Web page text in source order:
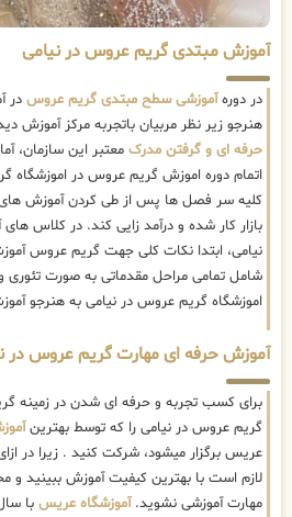
آموزش مبتدی گریم عروس در نیامی
در دورهآموزشی سطح مبتدی گریم عروس در
هنرجو زیر نظر مربیان باتجربه مرکز آموزش
حرفه ای و گرفتن مدرک معتبر این سازمان،
اتمام دوره اموزش گریم عروس در اموزشگاه
کلیه سر فصل ها پس از طی کردن آموزش
بازار کار شده و درآمد زایی کند. در کلاس
نیامی، ابتدا نکات کلی جهت گریم عروس
شامل تمامی مراحل مقدماتی به صورت تئوری
اموزشگاه گریم عروس در نیامی به هنرجو
آموزش حرفه ای مهارت گریم عروس در
برای کسب تجربه و حرفه ای شدن در زمینه
گریم عروس در نیامی را که توسط بهترین
عریس برگزار میشود، شرکت کنید . زیرا در
لازم است با بهترین کیفیت آموزش ببینید و
مهارت آموزشی نشوید.آموزشگاه عریس با